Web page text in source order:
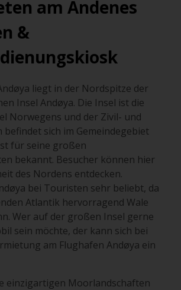
am Andenes
&
liegt in der Nordspitze der
Insel Andøya. Die Insel ist die
Norwegens und der Zivil- und
sich im Gemeindegebiet
für seine großen
bekannt. Besucher können hier
des Nordens entdecken.
bei Touristen sehr beliebt, da
Atlantik hervorragend Wale
Wer auf der großen Insel gerne
sein möchte, der kann sich bei
am Flughafen Andøya ein
einzigartigen Moorlandschaften